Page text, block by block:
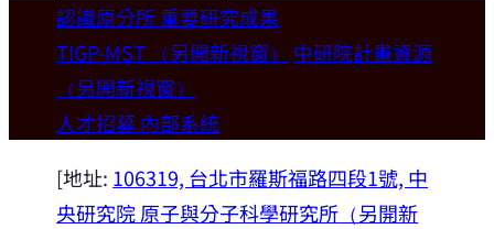
Welcome
歡迎本所新聘合聘研究員陳俊維特聘教授
(國立台灣大學材料科學與工程學系)。
2026-07-14
認識原分所重要研究成果
TIGP-MST （另開新視窗）
中研院計畫資源
（另開新視窗）
人才招募 內部系統
[地址: 106319, 台北市羅斯福路四段1號, 中
央研究院 原子與分子科學研究所 （另開新